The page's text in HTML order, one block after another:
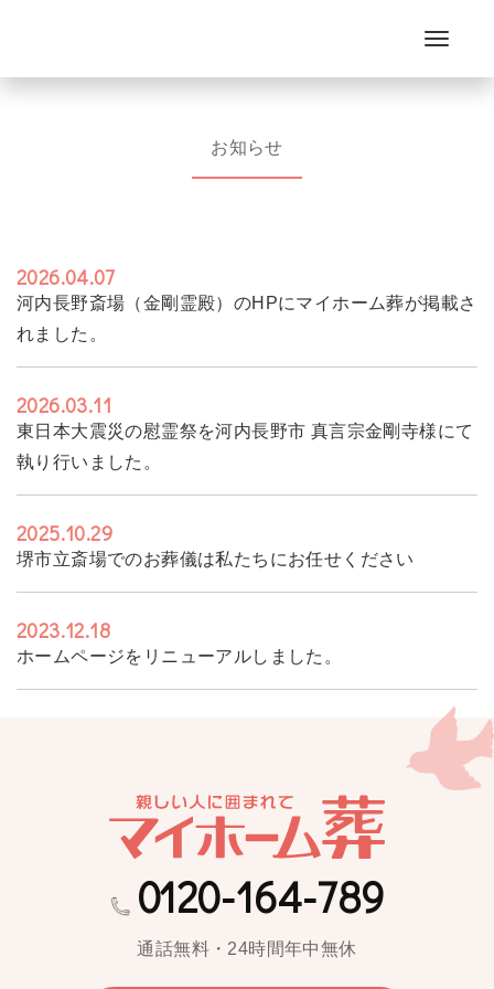
Toggle
お知らせ
2026.04.07
河内長野斎場（金剛霊殿）のHPにマイホーム葬が掲載さ
れました。
2026.03.11
東日本大震災の慰霊祭を河内長野市 真言宗金剛寺様にて
執り行いました。
2025.10.29
堺市立斎場でのお葬儀は私たちにお任せください
2023.12.18
ホームページをリニューアルしました。
0120-164-789
通話無料・24時間年中無休